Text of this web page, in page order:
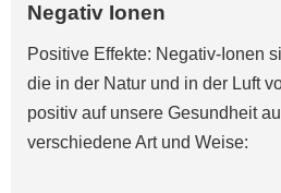
Negativ Ionen
Positive Effekte: Negativ-Ionen
die in der Natur und in der Luft
positiv auf unsere Gesundheit
verschiedene Art und Weise: